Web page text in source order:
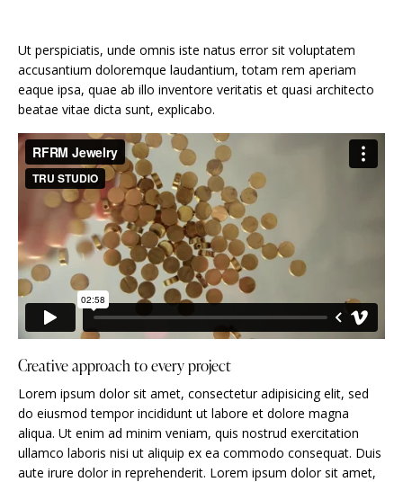
Ut perspiciatis, unde omnis iste natus error sit voluptatem
accusantium doloremque laudantium, totam rem aperiam
eaque ipsa, quae ab illo inventore veritatis et quasi architecto
beatae vitae dicta sunt, explicabo.
Creative approach to every project
Lorem ipsum dolor sit amet, consectetur adipisicing elit, sed
do eiusmod tempor incididunt ut labore et dolore magna
aliqua. Ut enim ad minim veniam, quis nostrud exercitation
ullamco laboris nisi ut aliquip ex ea commodo consequat. Duis
aute irure dolor in reprehenderit. Lorem ipsum dolor sit amet,